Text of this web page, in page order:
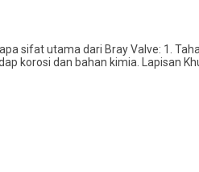
sifat utama dari Bray Valve: 1.
korosi dan bahan kimia. Lapisan